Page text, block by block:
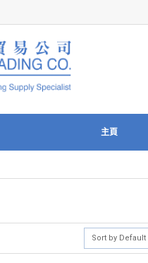
主頁
Sort by Default